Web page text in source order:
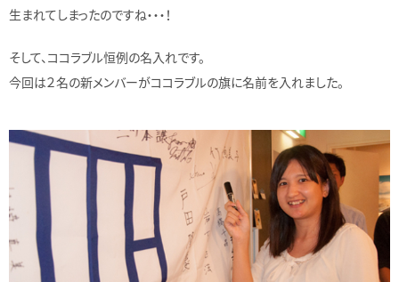
生まれてしまったのですね・・・！
そして、ココラブル恒例の名入れです。
今回は２名の新メンバーがココラブルの旗に名前を入れました。